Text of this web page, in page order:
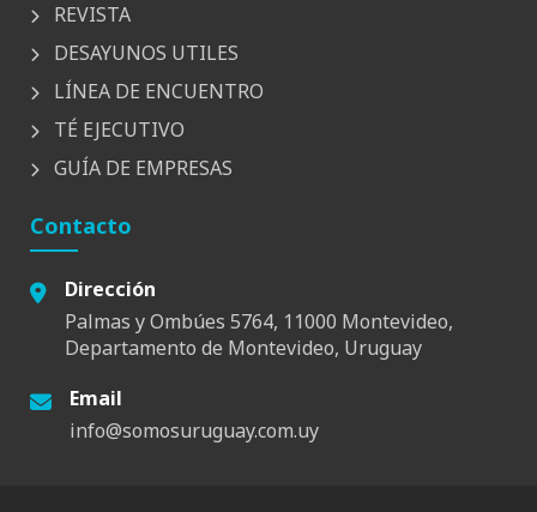
REVISTA
DESAYUNOS UTILES
LÍNEA DE ENCUENTRO
TÉ EJECUTIVO
GUÍA DE EMPRESAS
Contacto
Dirección
Palmas y Ombúes 5764, 11000 Montevideo,
Departamento de Montevideo, Uruguay
Email
info@somosuruguay.com.uy